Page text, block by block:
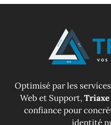
Optimisé par les
Web et Support,Triaxe
confiance pour
identité